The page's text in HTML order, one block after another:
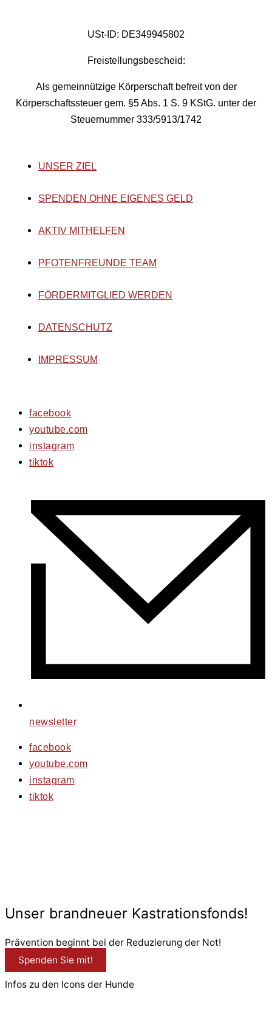
USt-ID: DE349945802
Freistellungsbescheid:
Als gemeinnützige Körperschaft befreit von der
Körperschaftssteuer gem. §5 Abs. 1 S. 9 KStG. unter der
Steuernummer 333/5913/1742
UNSER ZIEL
SPENDEN OHNE EIGENES GELD
AKTIV MITHELFEN
PFOTENFREUNDE TEAM
FÖRDERMITGLIED WERDEN
DATENSCHUTZ
IMPRESSUM
facebook
youtube.com
instagram
tiktok
newsletter
facebook
youtube.com
instagram
tiktok
Unser brandneuer Kastrationsfonds!
Prävention beginnt bei der Reduzierung der Not!
Spenden Sie mit!
Infos zu den Icons der Hunde